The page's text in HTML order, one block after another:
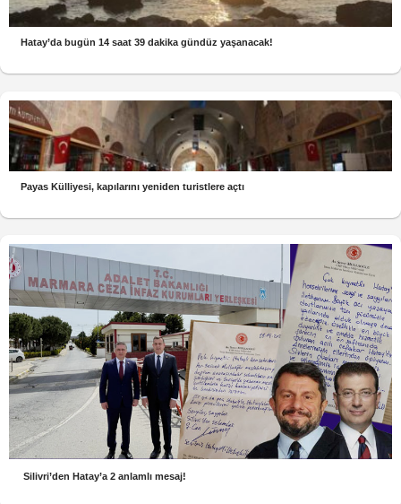
Hatay’da bugün 14 saat 39 dakika gündüz yaşanacak!
Payas Külliyesi, kapılarını yeniden turistlere açtı
Silivri’den Hatay’a 2 anlamlı mesaj!